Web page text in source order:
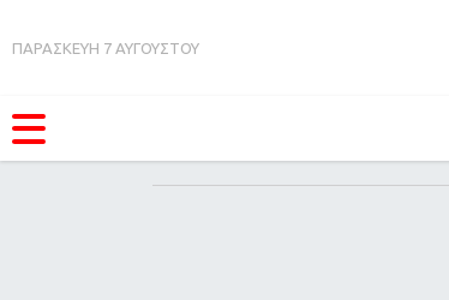
ΠΑΡΑΣΚΕΥΗ 7 ΑΥΓΟΥΣΤΟΥ